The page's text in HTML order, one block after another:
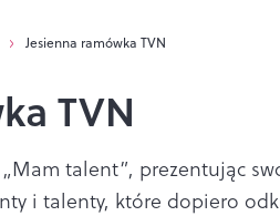
Jesienna ramówka TVN
TVN
talent”, prezentując
i talenty, które dopiero